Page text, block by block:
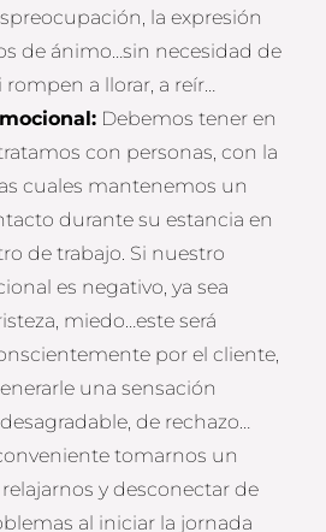
la expresión
de ánimo…sin necesidad de
rompen a llorar, a reír…
Debemos tener en
con personas, con la
cuales mantenemos un
durante su estancia en
de trabajo. Si nuestro
es negativo, ya sea
miedo…este será
por el cliente,
una sensación
de rechazo…
tomarnos un
y desconectar de
al iniciar la jornada